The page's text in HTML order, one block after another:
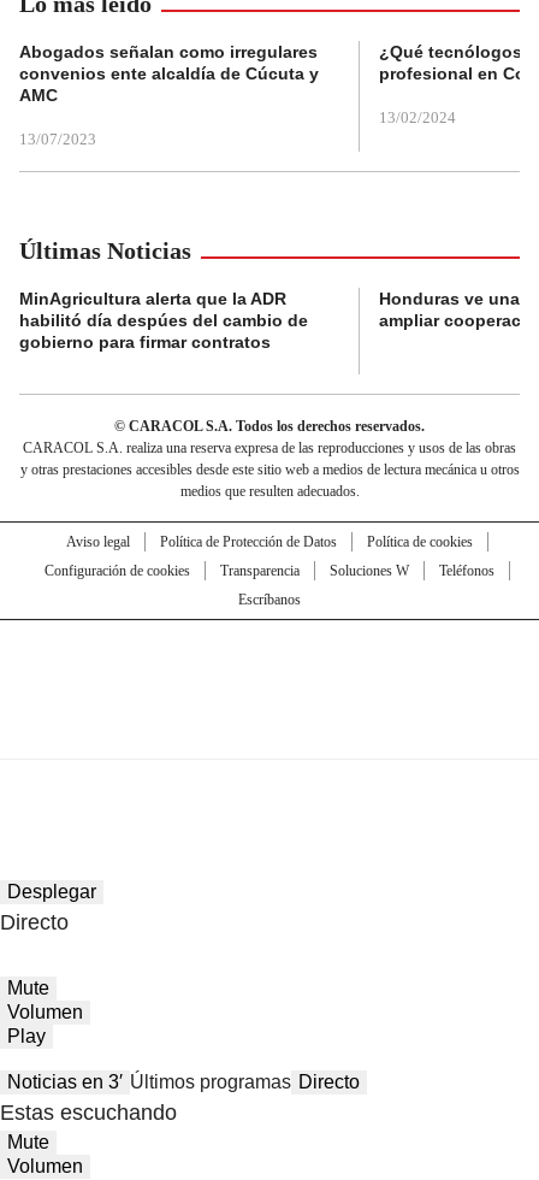
Abogados señalan como irregulares
convenios ente alcaldía de Cúcuta y
AMC
13/07/2023
¿Qué tecnólogos
profesional en
13/02/2024
Últimas Noticias
MinAgricultura alerta que la ADR
habilitó día despúes del cambio de
gobierno para firmar contratos
Honduras ve una
ampliar
© CARACOL S.A. Todos los derechos reservados.
CARACOL S.A. realiza una reserva expresa de las reproducciones y usos de las obras
y otras prestaciones accesibles desde este sitio web a medios de lectura mecánica u otros
medios que resulten adecuados.
Aviso legal Política de Protección de Datos
Política de cookies
Configuración de cookies
Transparencia Soluciones W
Teléfonos
Escríbanos
Desplegar
Directo
Mute
Volumen
Play
Noticias en 3′ Últimos programas Directo
Estas escuchando
Mute
Volumen